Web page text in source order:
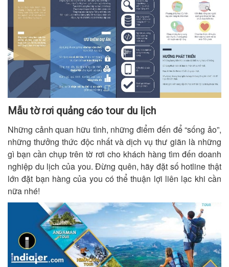
Mẫu tờ rơi quảng cáo tour du lịch
Những cảnh quan hữu tình, những điểm đến để “sống ảo”,
những thưởng thức độc nhất và dịch vụ thư giãn là những
gì bạn cần chụp trên tờ rơi cho khách hàng tìm đến doanh
nghiệp du lịch của you. Đừng quên, hãy đặt số hotline thật
lớn đặt bạn hàng của you có thể thuận lợi liên lạc khi cần
nữa nhé!